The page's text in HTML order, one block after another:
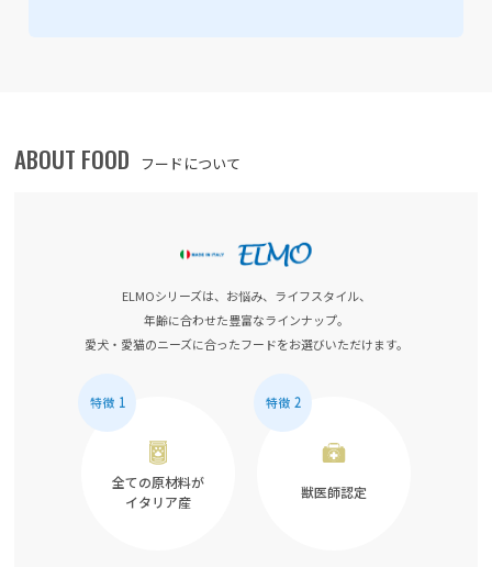
ABOUT FOOD フードについて
ELMOシリーズは、お悩み、ライフスタイル、
年齢に合わせた豊富なラインナップ。
愛犬・愛猫のニーズに合ったフードをお選びいただけます。
全ての原材料が
イタリア産
獣医師認定